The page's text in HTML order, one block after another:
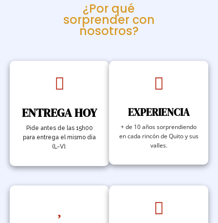
¿Por qué
sorprender con
nosotros?

ENTREGA HOY
Pide antes de las 15h00
para entrega el mismo día
(L-V).

EXPERIENCIA
+ de 10 años sorprendiendo
en cada rincón de Quito y sus
valles.
